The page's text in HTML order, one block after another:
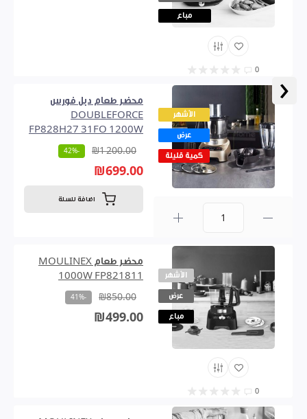
‹
مباع
0
الأشهر
عرض
كمية قليلة
محضر طعام دبل فورس
DOUBLEFORCE
FP828H27 31FO 1200W
₪1 200.00
-42%
₪699.00
اضافة للسلة
الأشهر
عرض
مباع
0
محضر طعام MOULINEX
1000W FP821811
₪850.00
-41%
₪499.00